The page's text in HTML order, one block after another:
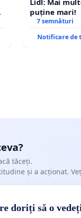
puține mari!
7 semnături
Notificare de
tăceți.
și a acționat.
doriți să o